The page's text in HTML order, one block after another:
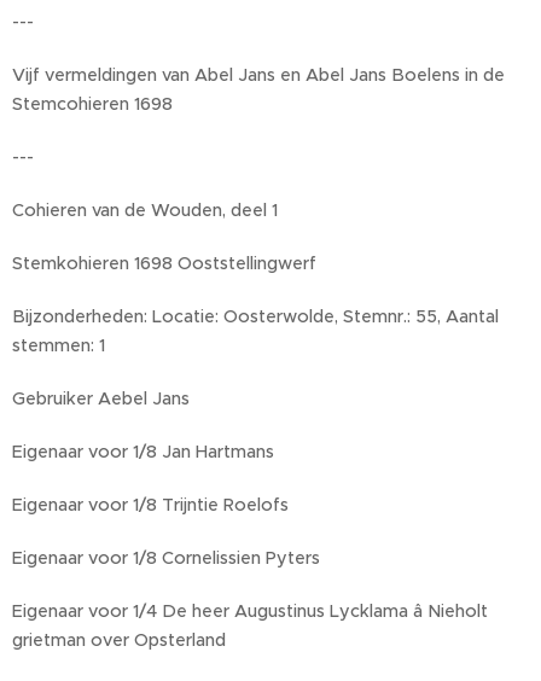
---
Vijf vermeldingen van Abel Jans en Abel Jans Boelens in de
Stemcohieren 1698
---
Cohieren van de Wouden, deel 1
Stemkohieren 1698 Ooststellingwerf
Bijzonderheden: Locatie: Oosterwolde, Stemnr.: 55, Aantal
stemmen: 1
Gebruiker Aebel Jans
Eigenaar voor 1/8 Jan Hartmans
Eigenaar voor 1/8 Trijntie Roelofs
Eigenaar voor 1/8 Cornelissien Pyters
Eigenaar voor 1/4 De heer Augustinus Lycklama â Nieholt
grietman over Opsterland